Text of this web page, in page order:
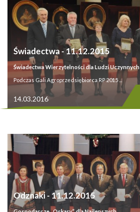
Świadectwa - 11.12.2015
Świadectwa Wierzytelności dla Ludzi Uczynnych
Podczas Gali Agroprzedsiębiorca RP 2015 ...
14.03.2016
Odznaki - 11.12.2015